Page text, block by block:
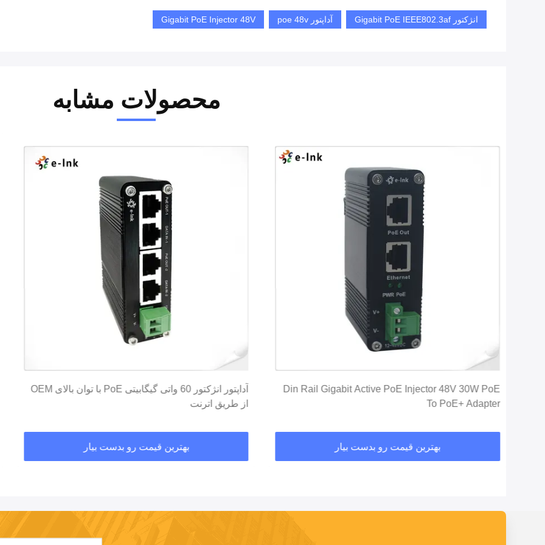
انژکتور Gigabit PoE IEEE802.3af آداپتور poe 48v Gigabit PoE Injector 48V
محصولات مشابه
Din Rail Gigabit Active PoE Injector 48V 30W PoE
To PoE+ Adapter
بهترین قیمت رو بدست بیار
آداپتور انژکتور 60 واتی گیگابیتی PoE با توان بالای OEM
از طریق اترنت
بهترین قیمت رو بدست بیار